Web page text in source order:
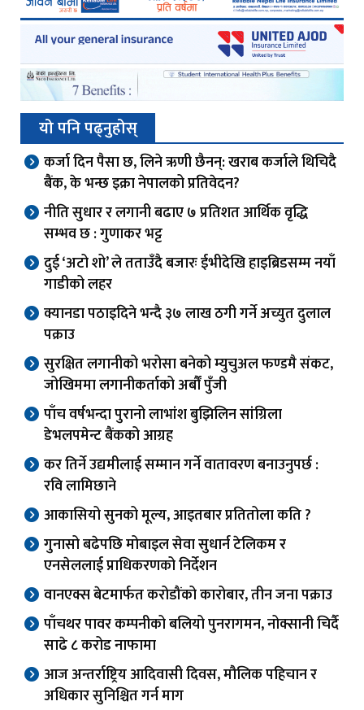
यो पनि पढ्नुहोस्
कर्जा दिन पैसा छ, लिने ऋणी छैनन्: खराब कर्जाले थिचिदै
बैंक, के भन्छ इक्रा नेपालको प्रतिवेदन?
नीति सुधार र लगानी बढाए ७ प्रतिशत आर्थिक वृद्धि
सम्भव छ : गुणाकर भट्ट
दुई ‘अटो शो’ ले तताउँदै बजारः ईभीदेखि हाइब्रिडसम्म नयाँ
गाडीको लहर
क्यानडा पठाइदिने भन्दै ३७ लाख ठगी गर्ने अच्युत दुलाल
पक्राउ
सुरक्षित लगानीको भरोसा बनेको म्युचुअल फण्डमै संकट,
जोखिममा लगानीकर्ताको अर्बौं पुँजी
पाँच वर्षभन्दा पुरानो लाभांश बुझिलिन सांग्रिला
डेभलपमेन्ट बैंकको आग्रह
कर तिर्ने उद्यमीलाई सम्मान गर्ने वातावरण बनाउनुपर्छ :
रवि लामिछाने
आकासियो सुनको मूल्य, आइतबार प्रतितोला कति ?
गुनासो बढेपछि मोबाइल सेवा सुधार्न टेलिकम र
एनसेललाई प्राधिकरणको निर्देशन
वानएक्स बेटमार्फत करोडौंको कारोबार, तीन जना पक्राउ
पाँचथर पावर कम्पनीको बलियो पुनरागमन, नोक्सानी चिर्दै
साढे ८ करोड नाफामा
आज अन्तर्राष्ट्रिय आदिवासी दिवस, मौलिक पहिचान र
अधिकार सुनिश्चित गर्न माग